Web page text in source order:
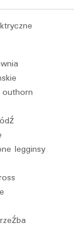
legginsy